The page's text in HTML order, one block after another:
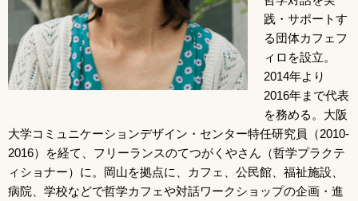
践・サポートす
る団体カフェフ
ィロを設立。
2014年より
2016年まで代表
を務める。大阪
大学コミュニケーションデザイン・センター特任研究員（2010-
2016）を経て、フリーランスのてつがくやさん（哲学プラクテ
ィショナー）に。岡山を拠点に、カフェ、公民館、福祉施設、
病院、学校などで哲学カフェや対話ワークショップの企画・進